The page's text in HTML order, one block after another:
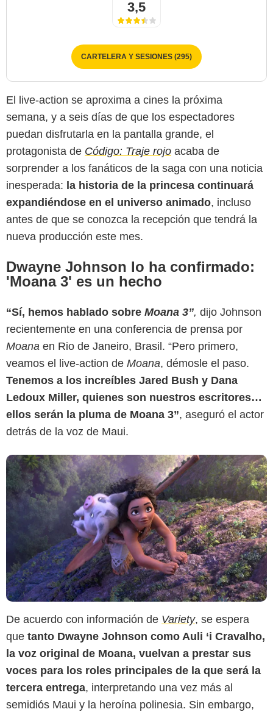
3,5
CARTELERA Y SESIONES (295)
El live-action se aproxima a cines la próxima
semana, y a seis días de que los espectadores
puedan disfrutarla en la pantalla grande, el
protagonista de Código: Traje rojo acaba de
sorprender a los fanáticos de la saga con una noticia
inesperada: la historia de la princesa continuará
expandiéndose en el universo animado, incluso
antes de que se conozca la recepción que tendrá la
nueva producción este mes.
Dwayne Johnson lo ha confirmado:
'Moana 3' es un hecho
“Sí, hemos hablado sobre Moana 3”, dijo Johnson
recientemente en una conferencia de prensa por
Moana en Rio de Janeiro, Brasil. “Pero primero,
veamos el live-action de Moana, démosle el paso.
Tenemos a los increíbles Jared Bush y Dana
Ledoux Miller, quienes son nuestros escritores…
ellos serán la pluma de Moana 3”, aseguró el actor
detrás de la voz de Maui.
Disney
De acuerdo con información de Variety, se espera
que tanto Dwayne Johnson como Auli ‘i Cravalho,
la voz original de Moana, vuelvan a prestar sus
voces para los roles principales de la que será la
tercera entrega, interpretando una vez más al
semidiós Maui y la heroína polinesia. Sin embargo,